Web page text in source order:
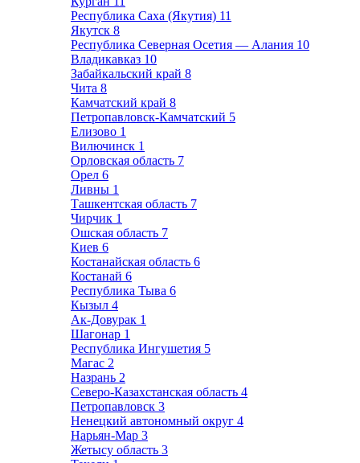
Республика Саха (Якутия) 11
Якутск 8
Республика Северная Осетия — Алания 10
Владикавказ 10
Забайкальский край 8
Чита 8
Камчатский край 8
Петропавловск-Камчатский 5
Елизово 1
Вилючинск 1
Орловская область 7
Орел 6
Ливны 1
Ташкентская область 7
Чирчик 1
Ошская область 7
Киев 6
Костанайская область 6
Костанай 6
Республика Тыва 6
Кызыл 4
Ак-Довурак 1
Шагонар 1
Республика Ингушетия 5
Магас 2
Назрань 2
Северо-Казахстанская область 4
Петропавловск 3
Ненецкий автономный округ 4
Нарьян-Мар 3
Жетысу область 3